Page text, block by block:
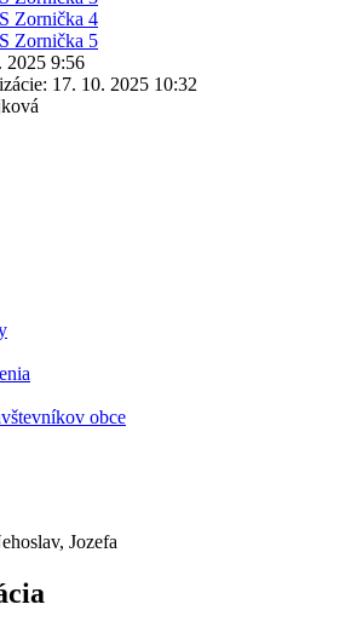
2025 9:56
17. 10. 2025 10:32
obce
Jozefa